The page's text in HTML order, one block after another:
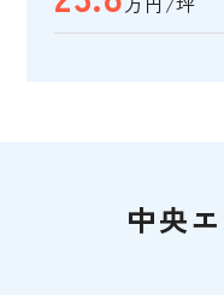
中央